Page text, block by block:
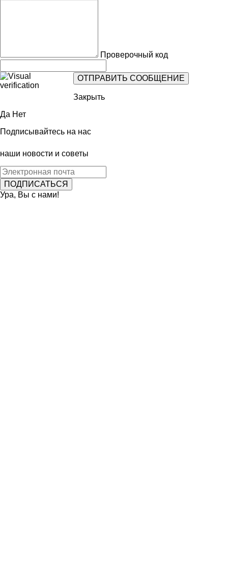
Проверочный код
Закрыть
Да Нет
Подписывайтесь на нас
наши новости и советы
Ура, Вы с нами!